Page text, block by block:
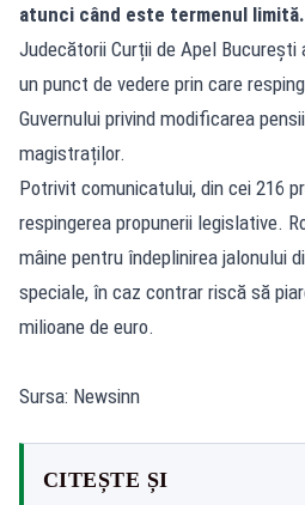
atunci când este termenul limită.
Judecătorii Curții de Apel
un punct de vedere prin care
Guvernului privind modificarea
magistraților.
Potrivit comunicatului, din cei 216
respingerea propunerii legislative.
mâine pentru îndeplinirea jalonului
speciale, în caz contrar riscă să
milioane de euro.
Sursa: Newsinn
CITEȘTE ȘI